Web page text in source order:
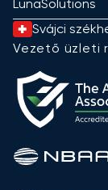
LunaSolutions
Svájci
Vezető üzleti